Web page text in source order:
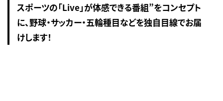
スポーツの「Live」が体感できる番組”をコンセプト
に、野球・サッカー・五輪種目などを独自目線でお届
けします！